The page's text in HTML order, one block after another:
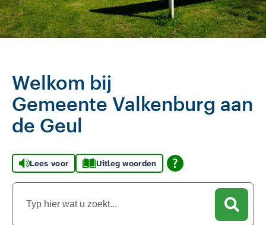
Welkom bij
Gemeente Valkenburg aan
de Geul
Lees voor Uitleg woorden
Als u in het volgende invoerveld een zoekopdracht